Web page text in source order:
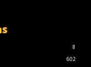
8
602